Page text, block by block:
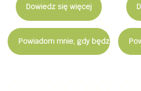
Dowiedz się więcej
Powiadom mnie, gdy będzie